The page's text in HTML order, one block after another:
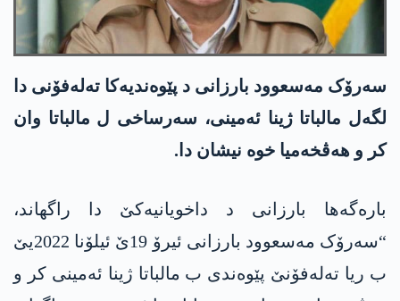
سەرۆک مەسعوود بارزانی د پێوەندیەکا تەلەفۆنی دا
لگەل مالباتا ژینا ئەمینی، سەرساخی ل مالباتا وان
کر و ھەڤخەمیا خوە نیشان دا.
بارەگەھا بارزانی د داخویانیەکێ دا راگھاند،
“سەرۆک مەسعوود بارزانی ئیرۆ 19ێ ئیلۆنا 2022یێ
ب ریا تەلەفۆنێ پێوەندی ب مالباتا ژینا ئەمینی کر و